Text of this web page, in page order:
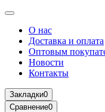
О нас
Доставка и оплата
Оптовым
Новости
Контакты
Закладки0
Сравнение0